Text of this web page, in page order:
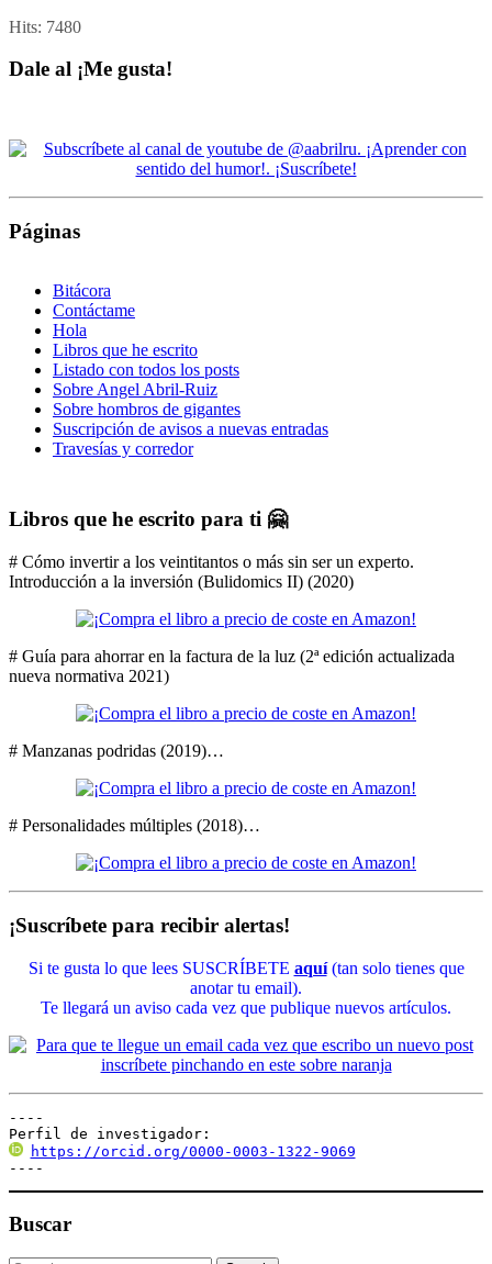
Hits: 7480
Dale al ¡Me gusta!
Páginas
Bitácora
Contáctame
Hola
Libros que he escrito
Listado con todos los posts
Sobre Angel Abril-Ruiz
Sobre hombros de gigantes
Suscripción de avisos a nuevas entradas
Travesías y corredor
Libros que he escrito para ti 🤗
# Cómo invertir a los veintitantos o más sin ser un experto.
Introducción a la inversión (Bulidomics II) (2020)
# Guía para ahorrar en la factura de la luz (2ª edición actualizada
nueva normativa 2021)
# Manzanas podridas (2019)…
# Personalidades múltiples (2018)…
¡Suscríbete para recibir alertas!
Si te gusta lo que lees SUSCRÍBETE aquí(tan solo tienes que
anotar tu email).
Te llegará un aviso cada vez que publique nuevos artículos.
----
Perfil de investigador:
https://orcid.org/0000-0003-1322-9069
----
Buscar